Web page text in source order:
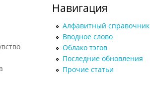
Навигация
Алфавитный справочник
Вводное слово
Облако тэгов
Последние обновления
Прочие статьи